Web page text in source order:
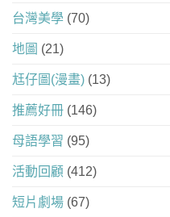
台灣美學 (70)
地圖 (21)
尪仔圖(漫畫) (13)
推薦好冊 (146)
母語學習 (95)
活動回顧 (412)
短片劇場 (67)